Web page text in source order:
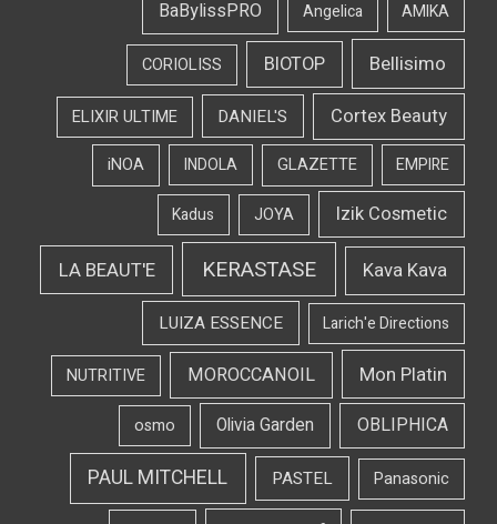
AMIKA
Angelica
BaBylissPRO
Bellisimo
BIOTOP
CORIOLISS
Cortex Beauty
DANIEL'S
ELIXIR ULTIME
EMPIRE
GLAZETTE
INDOLA
iNOA
Izik Cosmetic
JOYA
Kadus
Kava Kava
KERASTASE
LA BEAUT'E
Larich'e Directions
LUIZA ESSENCE
Mon Platin
MOROCCANOIL
NUTRITIVE
OBLIPHICA
Olivia Garden
osmo
Panasonic
PASTEL
PAUL MITCHELL